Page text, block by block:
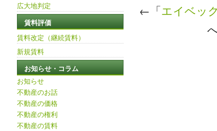
←「エイベッ
広大地判定
賃料評価
賃料改定（継続賃料）
新規賃料
お知らせ・コラム
お知らせ
不動産のお話
不動産の価格
不動産の権利
不動産の賃料